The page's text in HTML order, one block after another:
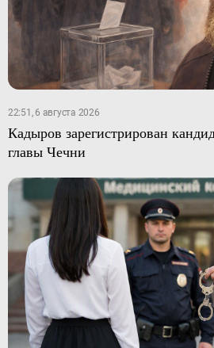
22:51, 6 августа 2026
Кадыров зарегистрирован
главы Чечни